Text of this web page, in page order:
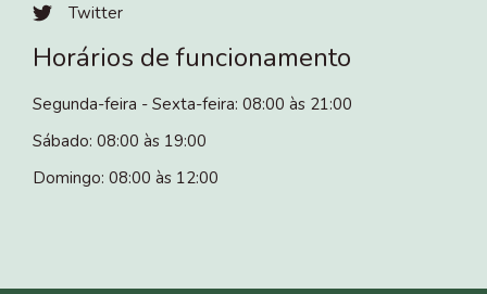
Twitter
Horários de funcionamento
Segunda-feira - Sexta-feira: 08:00 às 21:00
Sábado: 08:00 às 19:00
Domingo: 08:00 às 12:00